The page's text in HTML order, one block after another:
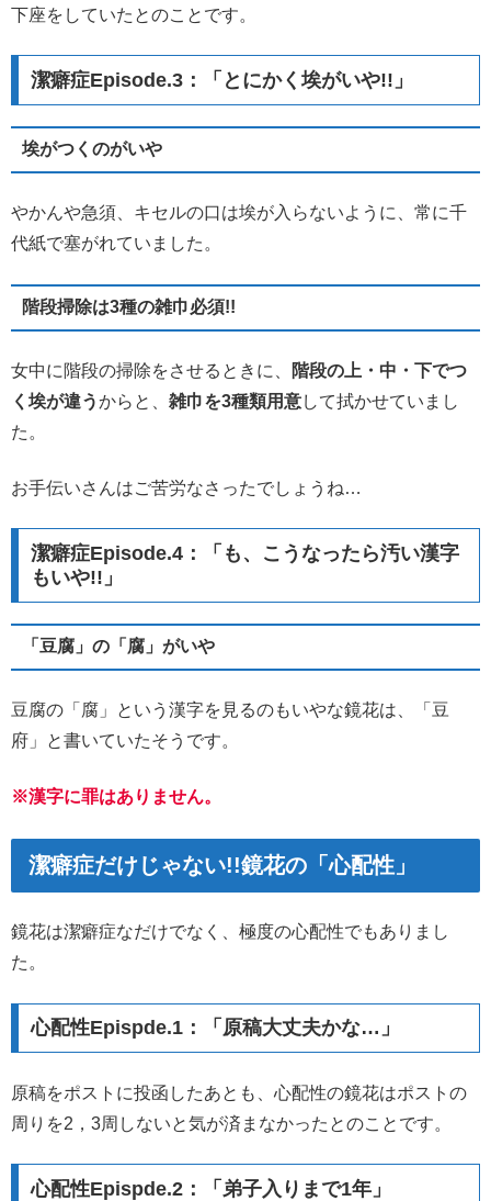
下座をしていたとのことです。
潔癖症Episode.3：「とにかく埃がいや!!」
埃がつくのがいや
やかんや急須、キセルの口は埃が入らないように、常に千
代紙で塞がれていました。
階段掃除は3種の雑巾必須!!
女中に階段の掃除をさせるときに、
階段の上・中・下でつ
く埃が違うからと、 雑巾を3種類用意して拭かせていまし
た。
お手伝いさんはご苦労なさったでしょうね…
潔癖症Episode.4：「も、こうなったら汚い漢字
もいや!!」
「豆腐」の「腐」がいや
豆腐の「腐」という漢字を見るのもいやな鏡花は、「豆
府」と書いていたそうです。
※漢字に罪はありません。
潔癖症だけじゃない!!鏡花の「心配性」
鏡花は潔癖症なだけでなく、極度の心配性でもありまし
た。
心配性Epispde.1：「原稿大丈夫かな…」
原稿をポストに投函したあとも、心配性の鏡花はポストの
周りを2，3周しないと気が済まなかったとのことです。
心配性Epispde.2：「弟子入りまで1年」